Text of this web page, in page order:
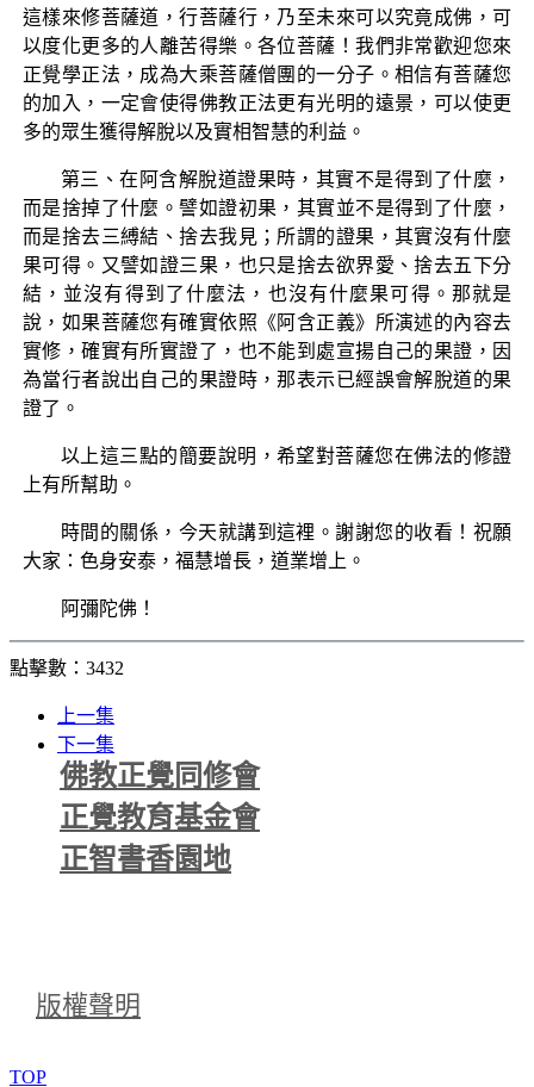
這樣來修菩薩道，行菩薩行，乃至未來可以究竟成佛，可
以度化更多的人離苦得樂。各位菩薩！我們非常歡迎您來
正覺學正法，成為大乘菩薩僧團的一分子。相信有菩薩您
的加入，一定會使得佛教正法更有光明的遠景，可以使更
多的眾生獲得解脫以及實相智慧的利益。
第三、在阿含解脫道證果時，其實不是得到了什麼，
而是捨掉了什麼。譬如證初果，其實並不是得到了什麼，
而是捨去三縛結、捨去我見；所謂的證果，其實沒有什麼
果可得。又譬如證三果，也只是捨去欲界愛、捨去五下分
結，並沒有得到了什麼法，也沒有什麼果可得。那就是
說，如果菩薩您有確實依照《阿含正義》所演述的內容去
實修，確實有所實證了，也不能到處宣揚自己的果證，因
為當行者說出自己的果證時，那表示已經誤會解脫道的果
證了。
以上這三點的簡要說明，希望對菩薩您在佛法的修證
上有所幫助。
時間的關係，今天就講到這裡。謝謝您的收看！祝願
大家：色身安泰，福慧增長，道業增上。
阿彌陀佛！
點擊數：3432
上一集
下一集
佛教正覺同修會
正覺教育基金會
正智書香園地
版權聲明
TOP